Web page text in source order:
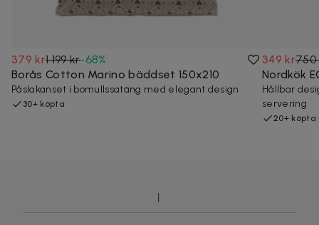
379 kr1 199 kr-68%
Borås Cotton Marino bäddset 150x210
Påslakanset i bomullssatäng med elegant design
30+ köpta
349 kr750
Nordkök
Hållbar
servering
20+ köpta